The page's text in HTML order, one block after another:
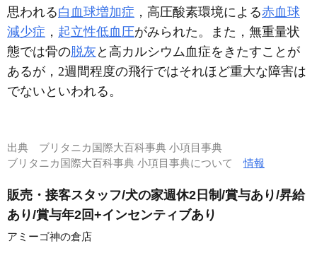
思われる白血球増加症 ，高圧酸素環境による赤血球
減少症 ， 起立性低血圧がみられた。また，無重量状
態では骨の脱灰 と高カルシウム血症をきたすことが
あるが，2週間程度の飛行ではそれほど重大な障害は
でないといわれる。
出典 ブリタニカ国際大百科事典 小項目事典
ブリタニカ国際大百科事典 小項目事典について情報
販売・接客スタッフ/犬の家週休2日制/賞与あり/昇給
あり/賞与年2回+インセンティブあり
アミーゴ神の倉店